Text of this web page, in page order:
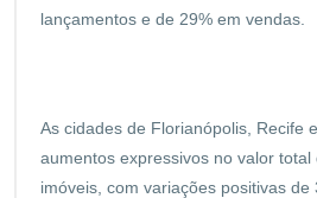
lançamentos e de 29% em vendas.
As cidades de Florianópolis, Recife
aumentos expressivos no valor total
imóveis, com variações positivas de